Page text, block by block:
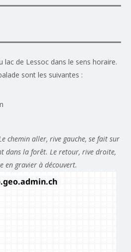
lac de Lessoc dans le sens horaire.
sont les suivantes :
chemin aller, rive gauche, se fait sur
dans la forêt. Le retour, rive droite,
en gravier à découvert.